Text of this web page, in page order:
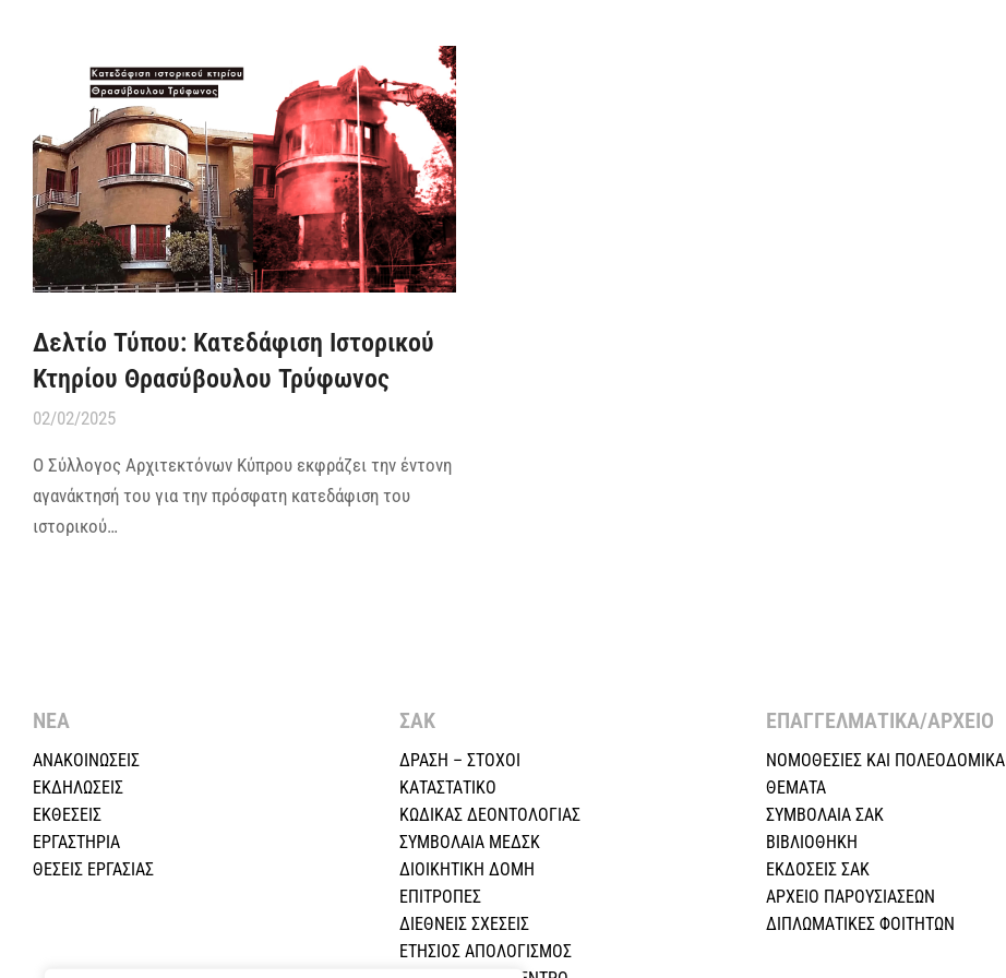
Δελτίο Τύπου: Κατεδάφιση Ιστορικού
Κτηρίου Θρασύβουλου Τρύφωνος
02/02/2025
Ο Σύλλογος Αρχιτεκτόνων Κύπρου εκφράζει την έντονη
αγανάκτησή του για την πρόσφατη κατεδάφιση του
ιστορικού…
ΝΕΑ
ΑΝΑΚΟΙΝΩΣΕΙΣ
ΕΚΔΗΛΩΣΕΙΣ
ΕΚΘΕΣΕΙΣ
ΕΡΓΑΣΤΗΡΙΑ
ΘΕΣΕΙΣ ΕΡΓΑΣΙΑΣ
ΣΑΚ
ΔΡΑΣΗ – ΣΤΟΧΟΙ
ΚΑΤΑΣΤΑΤΙΚΟ
ΚΩΔΙΚΑΣ ΔΕΟΝΤΟΛΟΓΙΑΣ
ΣΥΜΒΟΛΑΙΑ ΜΕΔΣΚ
ΔΙΟΙΚΗΤΙΚΗ ΔΟΜΗ
ΕΠΙΤΡΟΠΕΣ
ΔΙΕΘΝΕΙΣ ΣΧΕΣEIΣ
ΕΤΗΣΙΟΣ ΑΠΟΛΟΓΙΣΜΟΣ
ΕΠΑΓΓΕΛΜΑΤΙΚΑ/ΑΡΧΕΙΟ ​
ΝΟΜΟΘΕΣΙΕΣ KAI ΠΟΛΕΟΔΟΜΙΚΑ
ΘΕΜΑΤΑ
ΣΥΜΒΟΛΑΙΑ ΣΑΚ
ΒΙΒΛΙΟΘΗΚΗ
ΕΚΔΟΣΕΙΣ ΣΑΚ
ΑΡΧΕΙΟ ΠΑΡΟΥΣΙΑΣΕΩΝ
ΔΙΠΛΩΜΑΤΙΚΕΣ ΦΟΙΤΗΤΩΝ